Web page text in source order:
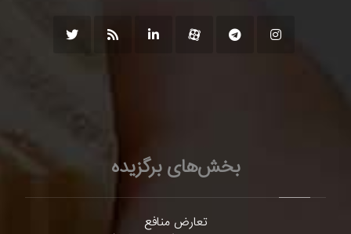
بخش‌های برگزیده
تعارض منافع